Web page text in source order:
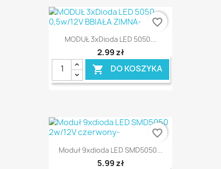
MODUŁ 3xDioda LED 5050...
2,99 zł
 DO KOSZYKA
favorite_border
Moduł 9xdioda LED SMD5050...
5,99 zł
favorite_border